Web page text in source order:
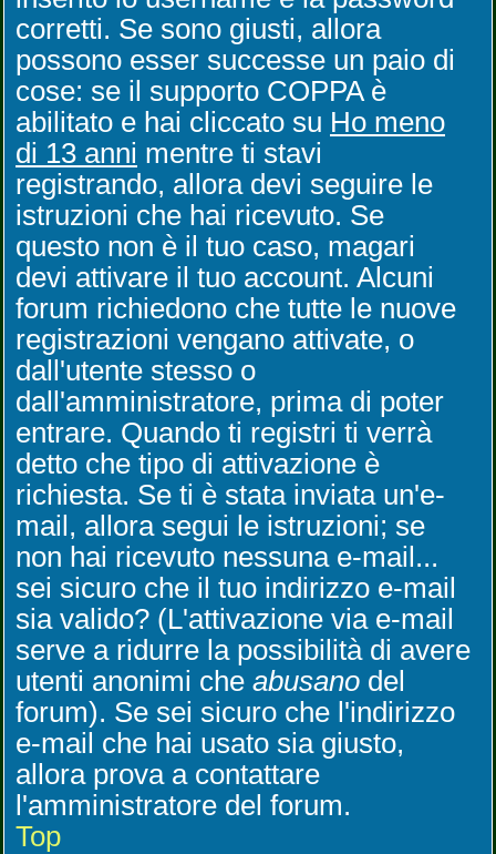
corretti. Se sono giusti, allora
possono esser successe un paio di
cose: se il supporto COPPA è
abilitato e hai cliccato su Ho meno
di 13 anni mentre ti stavi
registrando, allora devi seguire le
istruzioni che hai ricevuto. Se
questo non è il tuo caso, magari
devi attivare il tuo account. Alcuni
forum richiedono che tutte le nuove
registrazioni vengano attivate, o
dall'utente stesso o
dall'amministratore, prima di poter
entrare. Quando ti registri ti verrà
detto che tipo di attivazione è
richiesta. Se ti è stata inviata un'e-
mail, allora segui le istruzioni; se
non hai ricevuto nessuna e-mail...
sei sicuro che il tuo indirizzo e-mail
sia valido? (L'attivazione via e-mail
serve a ridurre la possibilità di avere
utenti anonimi che abusano del
forum). Se sei sicuro che l'indirizzo
e-mail che hai usato sia giusto,
allora prova a contattare
l'amministratore del forum.
Top